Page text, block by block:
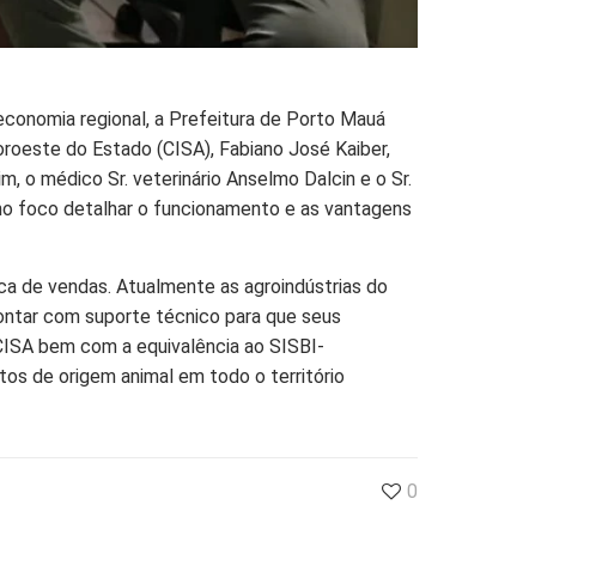
regional, a Prefeitura de Porto Mauá
do Estado (CISA), Fabiano José Kaiber,
o médico Sr. veterinário Anselmo Dalcin e o Sr.
foco detalhar o funcionamento e as vantagens
de vendas. Atualmente as agroindústrias do
com suporte técnico para que seus
bem com a equivalência ao SISBI-
de origem animal em todo o território
0